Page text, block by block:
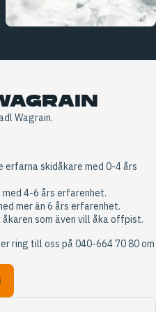
Wagrain.
erfarna skidåkare med 0-4 års
med 4-6 års erfarenhet.
mer än 6 års erfarenhet.
som även vill åka offpist.
ring till oss på 040-664 70 80 om